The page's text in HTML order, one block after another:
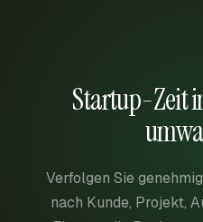
Startup-Zeit
Verfolgen Sie
nach Kunde, Projekt,